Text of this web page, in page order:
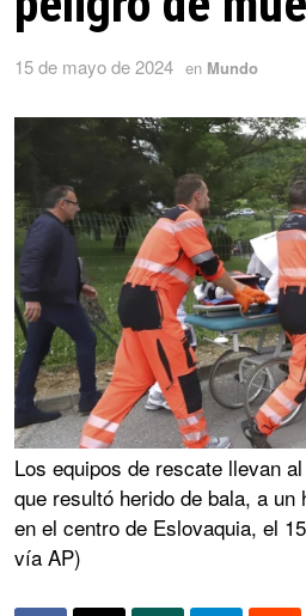
15 de mayo de 2024 en Mundo
Los equipos de rescate llevan
que resultó herido de bala, a
en el centro de Eslovaquia, el
vía AP)